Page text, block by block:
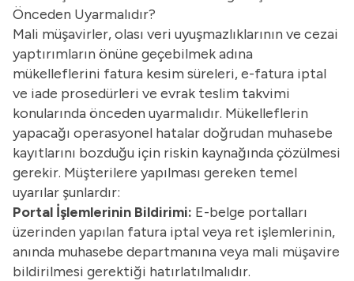
Önceden Uyarmalıdır?
Mali müşavirler, olası veri uyuşmazlıklarının ve cezai
yaptırımların önüne geçebilmek adına
mükelleflerini fatura kesim süreleri,e-fatura iptal
ve iade prosedürleri ve evrak teslim takvimi
konularında önceden uyarmalıdır. Mükelleflerin
yapacağı operasyonel hatalar doğrudan muhasebe
kayıtlarını bozduğu için riskin kaynağında çözülmesi
gerekir. Müşterilere yapılması gereken temel
uyarılar şunlardır:
Portal İşlemlerinin Bildirimi: E-belge portalları
üzerinden yapılan fatura iptal veya ret işlemlerinin,
anında muhasebe departmanına veya mali müşavire
bildirilmesi gerektiği hatırlatılmalıdır.